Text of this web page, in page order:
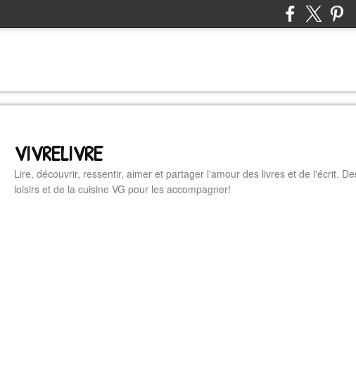
VIVRELIVRE
Lire, découvrir, ressentir, aimer et partager l'amour des livres et de l'écrit.
loisirs et de la cuisine VG pour les accompagner!